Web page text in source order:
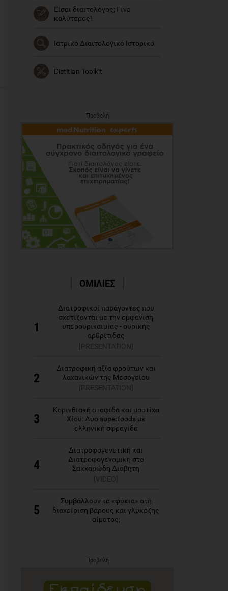
Είσαι διαιτολόγος; Γίνε
καλύτερος!
Ιατρικό Διαιτολογικό Ιστορικό
Dietitian Toolkit
ΟΜΙΛΙΕΣ
1
Διατροφικοί παράγοντες που
σχετίζονται με την εμφάνιση
υπερουριχαιμίας - ουρικής
αρθρίτιδας
[PRESENTATION]
2
Διατροφική αξία φρούτων και
λαχανικών της Μεσογείου
[PRESENTATION]
3
Κορινθιακή σταφίδα και μαστίχα
Χίου: Δύο superfoods με
ελληνική σφραγίδα
4
Διατροφογενετική και
Διατροφογενομική στο
Σακχαρώδη Διαβήτη
[VIDEO]
5
Συμβάλλουν τα «φύκια» στη
διαχείριση βάρους και γλυκόζης
αίματος;
Προβολή
Προβολή